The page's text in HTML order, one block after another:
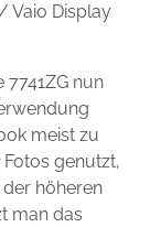
Vaio Display
nun
meist zu
genutzt,
höheren
man das